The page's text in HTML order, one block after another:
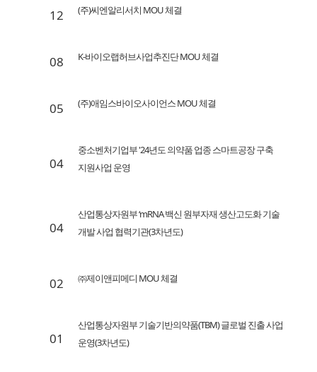
12 (주)씨엔알리서치 MOU 체결
08 K-바이오랩허브사업추진단 MOU 체결
05 (주)애임스바이오사이언스 MOU 체결
04
중소벤처기업부 '24년도 의약품 업종 스마트공장 구축
지원사업 운영
04
산업통상자원부 ‘mRNA 백신 원부자재 생산고도화 기술
개발 사업 협력기관(3차년도)
02 ㈜제이앤피메디 MOU 체결
01
산업통상자원부 기술기반의약품(TBM) 글로벌 진출 사업
운영(3차년도)